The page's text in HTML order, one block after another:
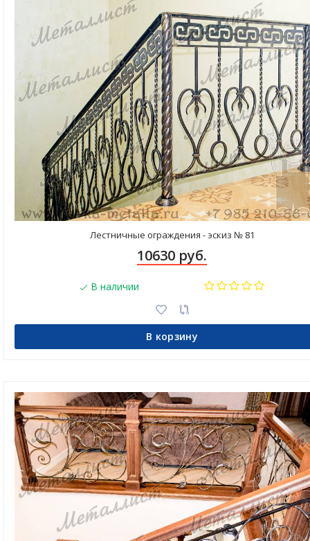
Лестничные ограждения - эскиз № 81
10630 руб.
В наличии
В корзину